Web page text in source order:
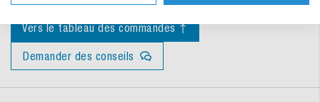
Vers le tableau des commandes ↑
Demander des conseils